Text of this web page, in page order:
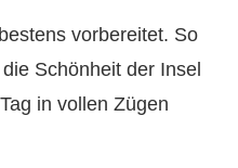
vorbereitet. So
Schönheit der Insel
in vollen Zügen